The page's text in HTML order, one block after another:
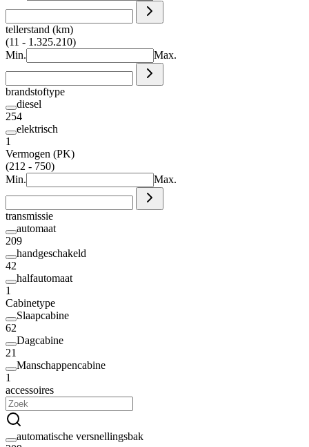
tellerstand (km)
(11 - 1.325.210)
Min.
Max.
brandstoftype
diesel
254
elektrisch
1
Vermogen (PK)
(212 - 750)
Min.
Max.
transmissie
automaat
209
handgeschakeld
42
halfautomaat
1
Cabinetype
Slaapcabine
62
Dagcabine
21
Manschappencabine
1
accessoires
automatische versnellingsbak